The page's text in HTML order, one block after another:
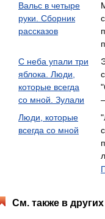
Вальс в четыре
руки. Сборник
рассказов
С неба упали три
яблока. Люди,
которые всегда
со мной. Зулали
Люди, которые
всегда со мной
См. также в